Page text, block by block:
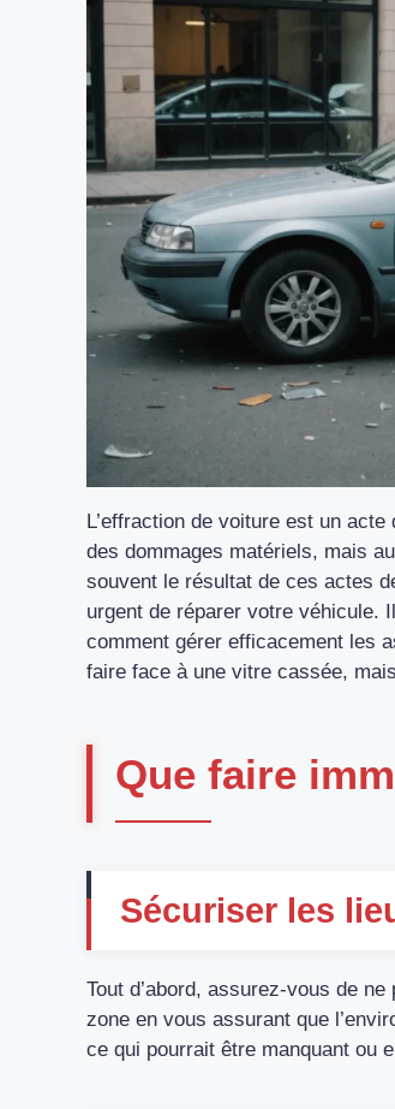
L’effraction de voiture est un
des dommages matériels, mais
souvent le résultat de ces actes
urgent de réparer votre véhicule.
comment gérer efficacement les
faire face à une vitre cassée,
Que faire
Sécuriser les
Tout d’abord, assurez-vous de
zone en vous assurant que
ce qui pourrait être manquant ou